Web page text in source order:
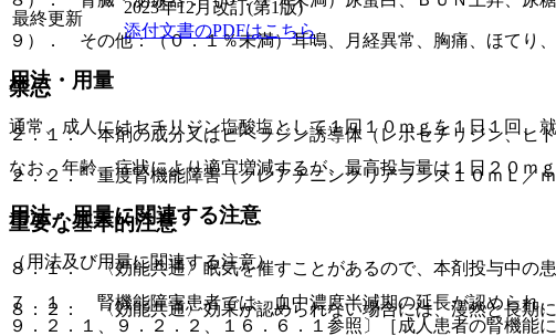
９）． その他：（０．１％未満）耳鳴、月経異常、胸痛、ほてり
禁忌
２．１． 本剤の成分又はピペラジン誘導体（レボセチリジン、ヒ
２．２． 重度腎機能障害（クレアチニンクリアランス１０ｍＬ／
重要な基本的注意
８．１． 〈効能共通〉眠気を催すことがあるので、本剤投与中の
８．２． 〈効能共通〉効果が認められない場合には、漫然と長期
最終更新
2023年12月改訂(第1版)
添付文書のPDFはこちら
用法・用量
通常、成人にはセチリジン塩酸塩として１回１０ｍｇを１日１回、
なお、年齢、症状により適宜増減するが、最高投与量は１日２０ｍ
用法・用量に関連する注意
（用法及び用量に関連する注意）
７．１． 腎機能障害患者では、血中濃度半減期の延長が認められ
９．２．１、９．２．２、１６．６．１参照〕［成人患者の腎機